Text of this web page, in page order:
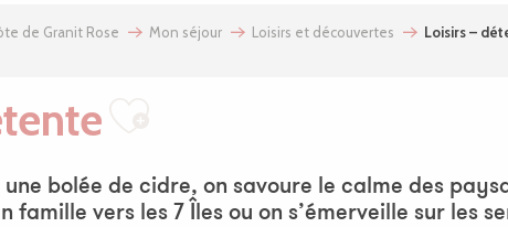
de Granit Rose Mon séjour Loisirs et découvertes Loisirs –
bolée de cidre, on savoure le calme des
famille vers les 7 Îles ou on s’émerveille sur les